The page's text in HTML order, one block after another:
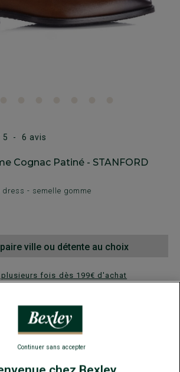
5 - 6 avis
Cognac Patiné - STANFORD
- semelle gomme
ville ou détente au choix
plusieurs fois dès 199€ d'achat
Continuer sans accepter